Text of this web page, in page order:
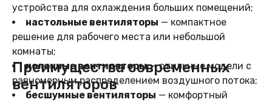
устройства для охлаждения больших помещений;
настольные вентиляторы — компактное
решение для рабочего места или небольшой
комнаты;
колонные вентиляторы— стильные модели с
равномерным распределением воздушного потока;
бесшумные вентиляторы — комфортный
Преимущества современных
вентиляторов